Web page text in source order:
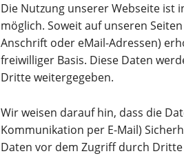
Die Nutzung unserer Webseite ist
möglich. Soweit auf unseren
Anschrift oder eMail-Adressen)
freiwilliger Basis. Diese Daten
Dritte weitergegeben.
Wir weisen darauf hin, dass die
Kommunikation per E-Mail)
Daten vor dem Zugriff durch